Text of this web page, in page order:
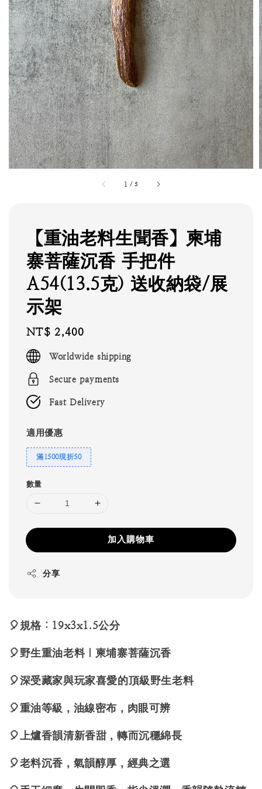
1 /5
【重油老料生聞香】柬埔
寨菩薩沉香 手把件
A54(13.5克) 送收納袋/展
示架
Regular
price
NT$ 2,400
Worldwide shipping
Secure payments
Fast Delivery
適用優惠
滿1500現折50
數量
加入購物車
分享
🎈規格：19x3x1.5公分
🎈野生重油老料｜柬埔寨菩薩沉香
🎈深受藏家與玩家喜愛的頂級野生老料
🎈重油等級，油線密布，肉眼可辨
🎈上爐香韻清新香甜，轉而沉穩綿長
🎈老料沉香，氣韻醇厚，經典之選